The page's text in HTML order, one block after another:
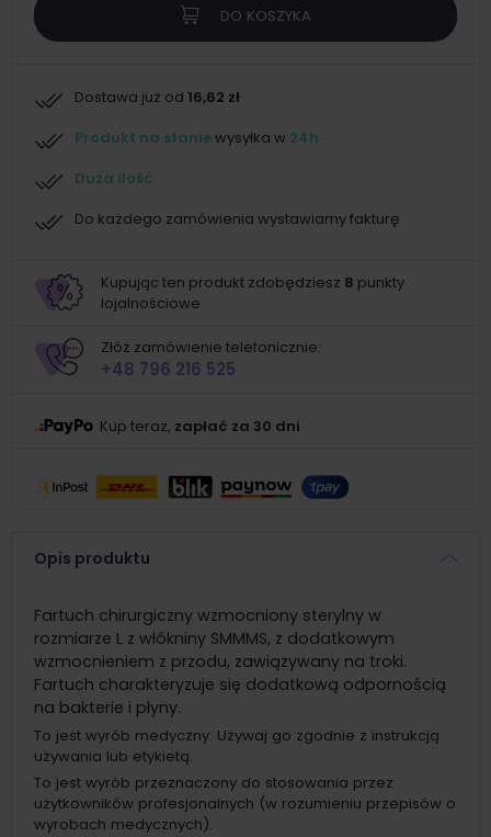
DO KOSZYKA
Dostawa już od 16,62 zł
Produkt na staniewysyłka w 24h
Duża ilość
Do każdego zamówienia wystawiamy fakturę
Kupując ten produkt zdobędziesz 8 punkty
lojalnościowe
Złóż zamówienie telefonicznie:
+48 796 216 525
Kup teraz, zapłać za 30 dni
Opis produktu
Fartuch chirurgiczny wzmocniony sterylny w
rozmiarze L z włókniny SMMMS, z dodatkowym
wzmocnieniem z przodu, zawiązywany na troki.
Fartuch charakteryzuje się dodatkową odpornością
na bakterie i płyny.
To jest wyrób medyczny. Używaj go zgodnie z instrukcją
używania lub etykietą.
To jest wyrób przeznaczony do stosowania przez
użytkowników profesjonalnych (w rozumieniu przepisów o
wyrobach medycznych).